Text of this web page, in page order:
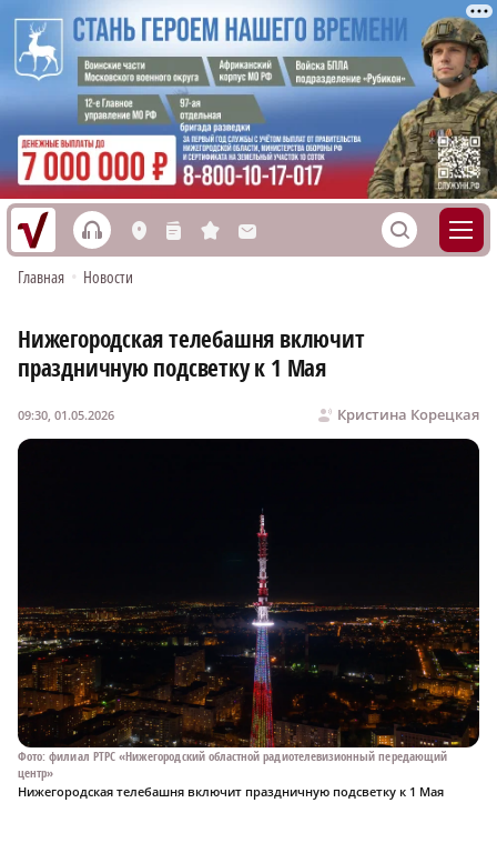
h L n s M S
Главная • Новости
Нижегородская телебашня включит
праздничную подсветку к 1 Мая
Кристина Корецкая
09:30, 01.05.2026
Фото: филиал РТРС «Нижегородский областной радиотелевизионный передающий
центр»
Нижегородская телебашня включит праздничную подсветку к 1 Мая